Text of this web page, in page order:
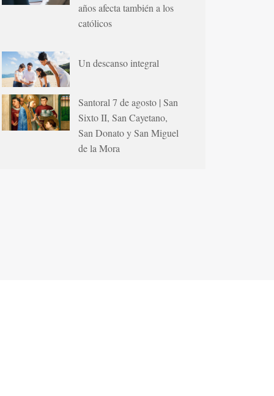
años afecta también a los
católicos
Un descanso integral
Santoral 7 de agosto | San
Sixto II, San Cayetano,
San Donato y San Miguel
de la Mora